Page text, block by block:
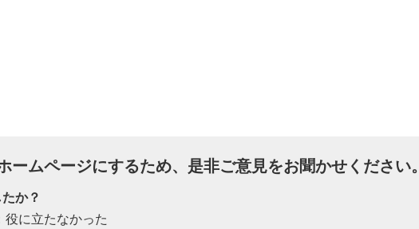
ームページにするため、是非ご意見をお聞かせください。
か？
役に立たなかった